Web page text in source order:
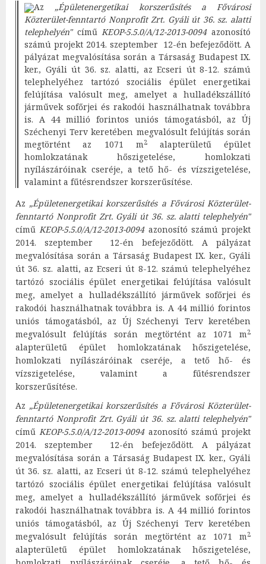
Az „Épületenergetikai korszerűsítés a Fővárosi
Közterület-fenntartó Nonprofit Zrt. Gyáli út 36. sz. alatti
telephelyén"címűKEOP-5.5.0/A/12-2013-0094azonosító
számú projekt 2014. szeptember 12-én befejeződött. A
pályázat megvalósítása során a Társaság Budapest IX.
ker., Gyáli út 36. sz. alatti, az Ecseri út 8-12. számú
telephelyéhez tartózó szociális épület energetikai
felújítása valósult meg, amelyet a hulladékszállító
járművek sofőrjei és rakodói használhatnak továbbra
is. A 44 millió forintos uniós támogatásból, az Új
Széchenyi Terv keretében megvalósult felújítás során
megtörtént az 1071 m2 alapterületű épület
homlokzatának hőszigetelése, homlokzati
nyílászáróinak cseréje, a tető hő- és vízszigetelése,
valamint a fűtésrendszer korszerűsítése.
Az „Épületenergetikai korszerűsítés a Fővárosi Közterület-
fenntartó Nonprofit Zrt. Gyáli út 36. sz. alatti telephelyén"
címűKEOP-5.5.0/A/12-2013-0094azonosító számú projekt
2014. szeptember 12-én befejeződött. A pályázat
megvalósítása során a Társaság Budapest IX. ker., Gyáli
út 36. sz. alatti, az Ecseri út 8-12. számú telephelyéhez
tartózó szociális épület energetikai felújítása valósult
meg, amelyet a hulladékszállító járművek sofőrjei és
rakodói használhatnak továbbra is. A 44 millió forintos
uniós támogatásból, az Új Széchenyi Terv keretében
megvalósult felújítás során megtörtént az 1071 m2
alapterületű épület homlokzatának hőszigetelése,
homlokzati nyílászáróinak cseréje, a tető hő- és
vízszigetelése, valamint a fűtésrendszer
korszerűsítése.
Az „Épületenergetikai korszerűsítés a Fővárosi Közterület-
fenntartó Nonprofit Zrt. Gyáli út 36. sz. alatti telephelyén"
címűKEOP-5.5.0/A/12-2013-0094azonosító számú projekt
2014. szeptember 12-én befejeződött. A pályázat
megvalósítása során a Társaság Budapest IX. ker., Gyáli
út 36. sz. alatti, az Ecseri út 8-12. számú telephelyéhez
tartózó szociális épület energetikai felújítása valósult
meg, amelyet a hulladékszállító járművek sofőrjei és
rakodói használhatnak továbbra is. A 44 millió forintos
uniós támogatásból, az Új Széchenyi Terv keretében
megvalósult felújítás során megtörtént az 1071 m2
alapterületű épület homlokzatának hőszigetelése,